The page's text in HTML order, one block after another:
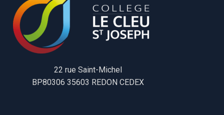
22 rue Saint-Michel
BP80306 35603 REDON CEDEX